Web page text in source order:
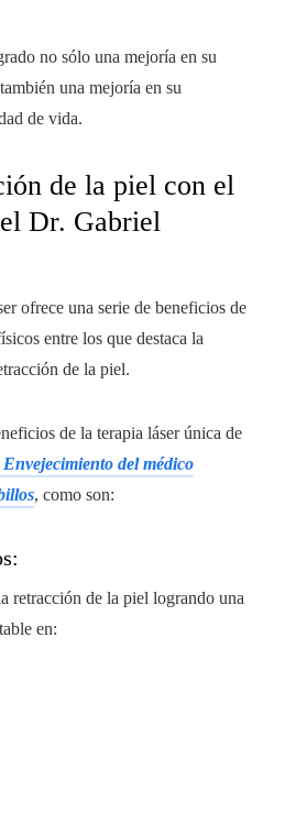
no sólo una mejoría en su
una mejoría en su
de vida.
de la piel con el
Dr. Gabriel
ofrece una serie de beneficios de
entre los que destaca la
de la piel.
de la terapia láser única de
del médico
, como son:
retracción de la piel logrando una
en: